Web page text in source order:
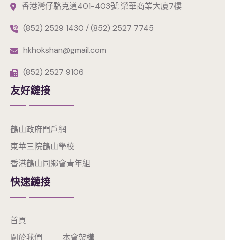
香港灣仔駱克道401-403號 榮華商業大廈7樓
(852) 2529 1430 / (852) 2527 7745
hkhokshan@gmail.com
(852) 2527 9106
友好鏈接
鶴山政府門戶網
東華三院鶴山學校
香港鶴山同鄉會青年組
快速鏈接
首頁